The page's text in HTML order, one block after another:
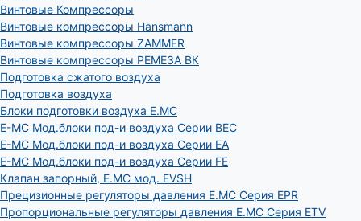
Винтовые Компрессоры
Винтовые компрессоры Hansmann
Винтовые компрессоры ZAMMER
Винтовые компрессоры РЕМЕЗА ВК
Подготовка сжатого воздуха
Подготовка воздуха
Блоки подготовки воздуха E.MC
E-MC Мод.блоки под-и воздуха Серии BEC
E-MC Мод.блоки под-и воздуха Серии EA
E-MC Мод.блоки под-и воздуха Серии FE
Клапан запорный, E.MC мод. EVSH
Прецизионные регуляторы давления E.MC Серия EPR
Пропорциональные регуляторы давления E.MC Серия ETV